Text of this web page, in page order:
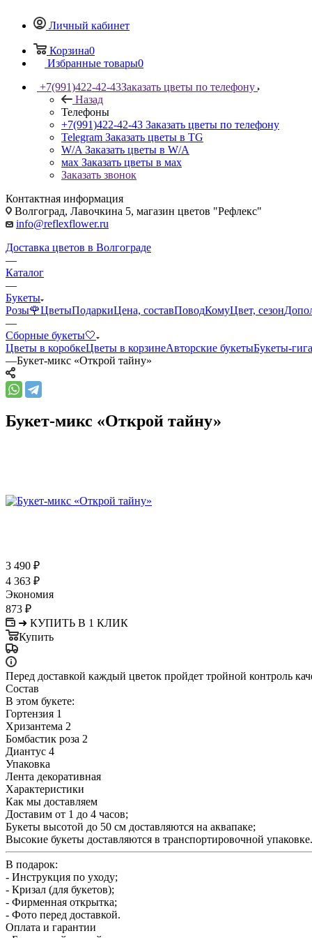
Личный кабинет
Корзина0
Избранные товары0
+7(991)422-42-43Заказать цветы по телефону
Назад
Телефоны
+7(991)422-42-43 Заказать цветы по телефону
Telegram Заказать цветы в TG
W/A Заказать цветы в W/A
мах Заказать цветы в мах
Заказать звонок
Контактная информация
Волгоград, Лавочкина 5, магазин цветов "Рефлекс"
info@reflexflower.ru
Доставка цветов в Волгограде
—
Каталог
—
Букеты
Розы🌹ЦветыПодаркиЦена, составПоводКомуЦвет, сезон
—
Сборные букеты🤍
Цветы в коробкеЦветы в корзинеАвторские букетыБукеты-
—Букет-микс «Открой тайну»
Букет-микс «Открой тайну»
3 490 ₽
4 363 ₽
Экономия
873 ₽
➜ КУПИТЬ В 1 КЛИК
Купить
Перед доставкой каждый цветок пройдет тройной контроль
Состав
В этом букете:
Гортензия 1
Хризантема 2
Бомбастик роза 2
Диантус 4
Упаковка
Лента декоративная
Характеристики
Как мы доставляем
Доставим от 1 до 4 часов;
Букеты высотой до 50 см доставляются на аквапаке;
Высокие букеты доставляются в транспортировочной упаковке.
В подарок:
- Инструкция по уходу;
- Кризал (для букетов);
- Фирменная открытка;
- Фото перед доставкой.
Оплата и гарантии